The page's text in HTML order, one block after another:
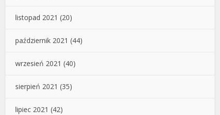
listopad 2021 (20)
październik 2021 (44)
wrzesień 2021 (40)
sierpień 2021 (35)
lipiec 2021 (42)